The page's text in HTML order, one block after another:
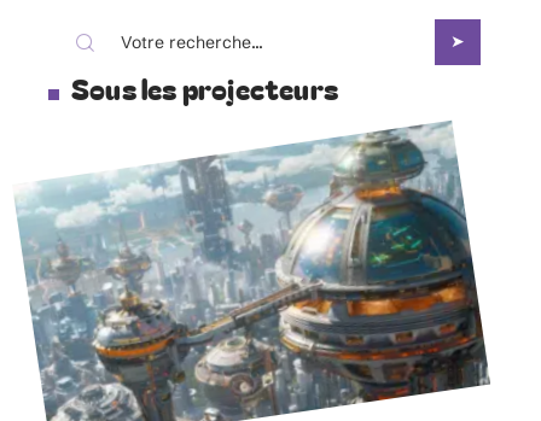
Sous les projecteurs